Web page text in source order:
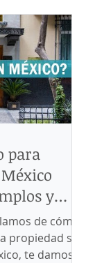
para
de cómo
propiedad si
te damos